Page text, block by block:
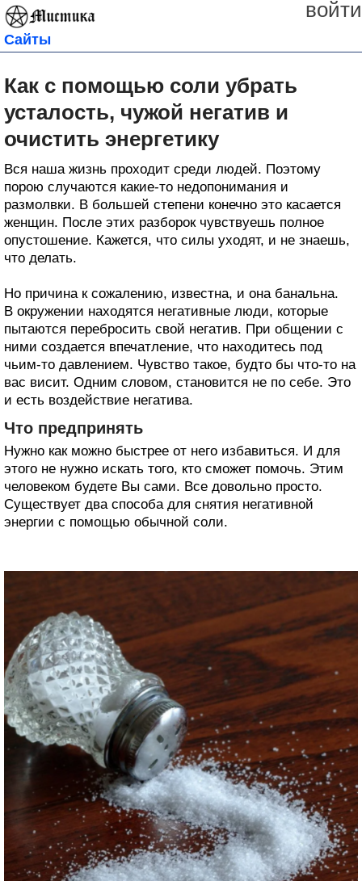
войти
Сайты
Как с помощью соли убрать
усталость, чужой негатив и
очистить энергетику
Вся наша жизнь проходит среди людей. Поэтому
порою случаются какие-то недопонимания и
размолвки. В большей степени конечно это касается
женщин. После этих разборок чувствуешь полное
опустошение. Кажется, что силы уходят, и не знаешь,
что делать.
Но причина к сожалению, известна, и она банальна.
В окружении находятся негативные люди, которые
пытаются перебросить свой негатив. При общении с
ними создается впечатление, что находитесь под
чьим-то давлением. Чувство такое, будто бы что-то на
вас висит. Одним словом, становится не по себе. Это
и есть воздействие негатива.
Что предпринять
Нужно как можно быстрее от него избавиться. И для
этого не нужно искать того, кто сможет помочь. Этим
человеком будете Вы сами. Все довольно просто.
Существует два способа для снятия негативной
энергии с помощью обычной соли.